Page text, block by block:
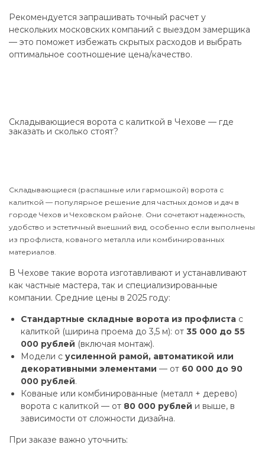
Рекомендуется запрашивать точный расчет у
нескольких московских компаний с выездом замерщика
— это поможет избежать скрытых расходов и выбрать
оптимальное соотношение цена/качество.
Складывающиеся ворота с калиткой в Чехове — где
заказать и сколько стоят?
Складывающиеся (распашные или гармошкой) ворота с
калиткой — популярное решение для частных домов и дач в
городе Чехов и Чеховском районе. Они сочетают надежность,
удобство и эстетичный внешний вид, особенно если выполнены
из профлиста, кованого металла или комбинированных
материалов.
В Чехове такие ворота изготавливают и устанавливают
как частные мастера, так и специализированные
компании. Средние цены в 2025 году:
Стандартные складные ворота из профлиста с
калиткой (ширина проема до 3,5 м): от 35 000 до 55
000 рублей (включая монтаж).
Модели с усиленной рамой, автоматикой или
декоративными элементами — от 60 000 до 90
000 рублей.
Кованые или комбинированные (металл + дерево)
ворота с калиткой — от 80 000 рублей и выше, в
зависимости от сложности дизайна.
При заказе важно уточнить: